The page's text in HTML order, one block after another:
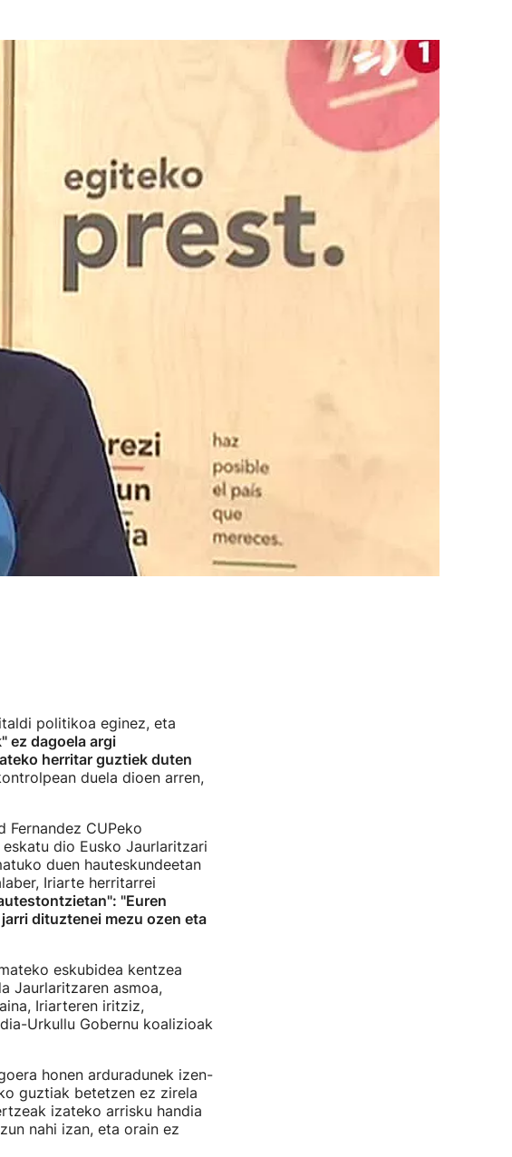
politikoa eginez, eta
ez dagoela argi
herritar guztiek duten
duela dioen arren,
Fernandez CUPeko
dio Eusko Jaurlaritzari
duen hauteskundeetan
Iriarte herritarrei
"Euren
dituztenei mezu ozen eta
eskubidea kentzea
Jaurlaritzaren asmoa,
Iriarteren iritziz,
Urkullu Gobernu koalizioak
honen arduradunek izen-
guztiak betetzen ez zirela
izateko arrisku handia
nahi izan, eta orain ez